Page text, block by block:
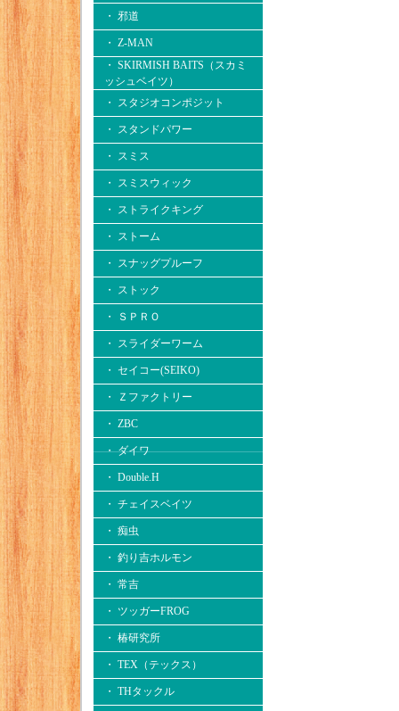
・ 邪道
・ Z-MAN
・ SKIRMISH BAITS（スカミ
ッシュベイツ）
・ スタジオコンポジット
・ スタンドパワー
・ スミス
・ スミスウィック
・ ストライクキング
・ ストーム
・ スナッグプルーフ
・ ストック
・ ＳＰＲＯ
・ スライダーワーム
・ セイコー(SEIKO)
・ Ｚファクトリー
・ ZBC
・ ダイワ
・ Double.H
・ チェイスベイツ
・ 痴虫
・ 釣り吉ホルモン
・ 常吉
・ ツッガーFROG
・ 椿研究所
・ TEX（テックス）
・ THタックル